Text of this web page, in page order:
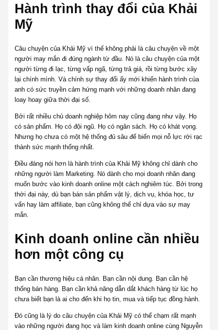
Hành trình thay đổi của Khải
Mỹ
Câu chuyện của Khải Mỹ vì thế không phải là câu chuyện về một
người may mắn đi đúng ngành từ đầu. Nó là câu chuyện của một
người từng đi lạc, từng vấp ngã, từng trả giá, rồi từng bước xây
lại chính mình. Và chính sự thay đổi ấy mới khiến hành trình của
anh có sức truyền cảm hứng mạnh với những doanh nhân đang
loay hoay giữa thời đại số.
Bởi rất nhiều chủ doanh nghiệp hôm nay cũng đang như vậy. Họ
có sản phẩm. Họ có đội ngũ. Họ có ngân sách. Họ có khát vọng.
Nhưng họ chưa có một hệ thống đủ sâu để biến mọi nỗ lực rời rạc
thành sức mạnh thống nhất.
Điều đáng nói hơn là hành trình của Khải Mỹ không chỉ dành cho
những người làm Marketing. Nó dành cho mọi doanh nhân đang
muốn bước vào kinh doanh online một cách nghiêm túc. Bởi trong
thời đại này, dù bạn bán sản phẩm vật lý, dịch vụ, khóa học, tư
vấn hay làm affiliate, bạn cũng không thể chỉ dựa vào sự may
mắn.
Kinh doanh online cần nhiều
hơn một công cụ
Bạn cần thương hiệu cá nhân. Bạn cần nội dung. Bạn cần hệ
thống bán hàng. Bạn cần khả năng dẫn dắt khách hàng từ lúc họ
chưa biết bạn là ai cho đến khi họ tin, mua và tiếp tục đồng hành.
Đó cũng là lý do câu chuyện của Khải Mỹ có thể chạm rất mạnh
vào những người đang học và làm kinh doanh online cùng Nguyễn